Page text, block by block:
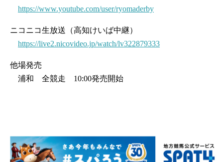
https://www.youtube.com/user/ryomaderby
ニコニコ生放送（高知けいば中継）
https://live2.nicovideo.jp/watch/lv322879333
他場発売
浦和 全競走 10:00発売開始